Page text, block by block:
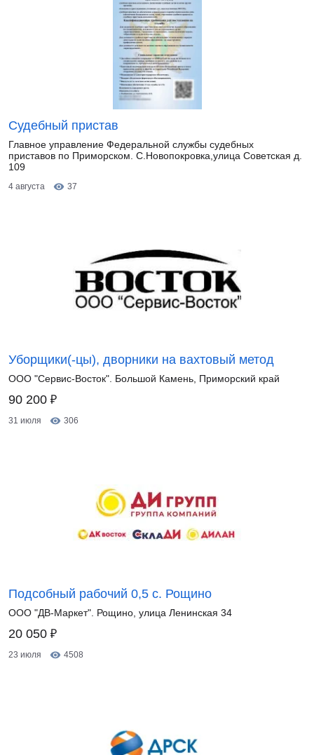
Судебный пристав
Главное управление Федеральной службы судебных
приставов по Приморском. С.Новопокровка,улица Советская д.
109
4 августа 37
Уборщики(-цы), дворники на вахтовый метод
ООО "Сервис-Восток". Большой Камень, Приморский край
90 200 ₽
31 июля 306
Подсобный рабочий 0,5 с. Рощино
ООО "ДВ-Маркет". Рощино, улица Ленинская 34
20 050 ₽
23 июля 4508